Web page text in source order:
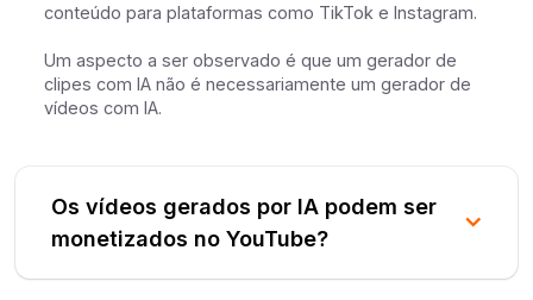
conteúdo para plataformas como TikTok e Instagram.
Um aspecto a ser observado é que um gerador de
clipes com IA não é necessariamente um gerador de
vídeos com IA.
Os vídeos gerados por IA podem ser
monetizados no YouTube?